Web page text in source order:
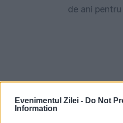
Evenimentul Zilei - Do Not
Information
de ani